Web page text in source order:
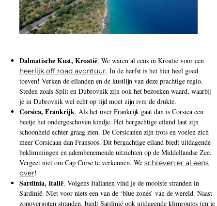
Dalmatische Kust, Kroatië. We waren al eens in Kroatie voor een
heerlijk off road avontuur. In de herfst is het hier heel goed
toeven! Verken de eilanden en de kustlijn van deze prachtige regio.
Steden zoals Split en Dubrovnik zijn ook het bezoeken waard, waarbij
je in Dubrovnik wel echt op tijd moet zijn ivm de drukte.
Corsica, Frankrijk. Als het over Frankrijk gaat dan is Corsica een
beetje het ondergeschoven kindje. Het bergachtige eiland laat zijn
schoonheid echter graag zien. De Corsicanen zijn trots en voelen zich
meer Corsicaan dan Fransoos. Dit bergachtige eiland biedt uitdagende
beklimmingen en adembenemende uitzichten op de Middellandse Zee.
Vergeet niet om Cap Corse te verkennen. We schreven er al eens
over!
Sardinia, Italië. Volgens Italianen vind je de mooiste stranden in
Sardinië. NIet voor niets een van de ‘blue zones’ van de wereld. Naast
zonovergoten stranden, biedt Sardinië ook uitdagende klimroutes (en je